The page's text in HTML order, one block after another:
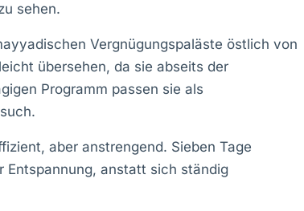
sehen.
Vergnügungspaläste östlich von
übersehen, da sie abseits der
Programm passen sie als
aber anstrengend. Sieben Tage
Entspannung, anstatt sich ständig